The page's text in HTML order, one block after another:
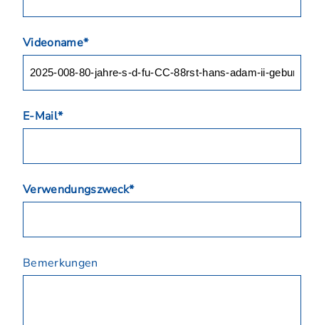
Videoname*
E-Mail*
Verwendungszweck*
Bemerkungen